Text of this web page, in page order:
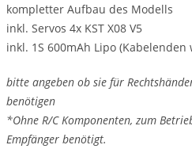
kompletter Aufbau des Modells
inkl. Servos 4x KST X08 V5
inkl. 1S 600mAh Lipo (Kabelenden
bitte angeben ob sie für
benötigen
*Ohne R/C Komponenten, zum
Empfänger benötigt.